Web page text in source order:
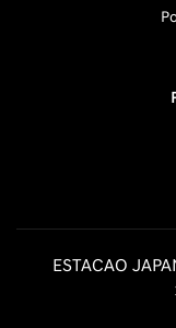
ESTACAO